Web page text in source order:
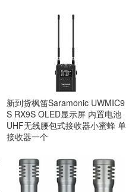
新到货枫笛Saramonic UWMIC9
S RX9S OLED显示屏 内置电池
UHF无线腰包式接收器小蜜蜂 单
接收器一个